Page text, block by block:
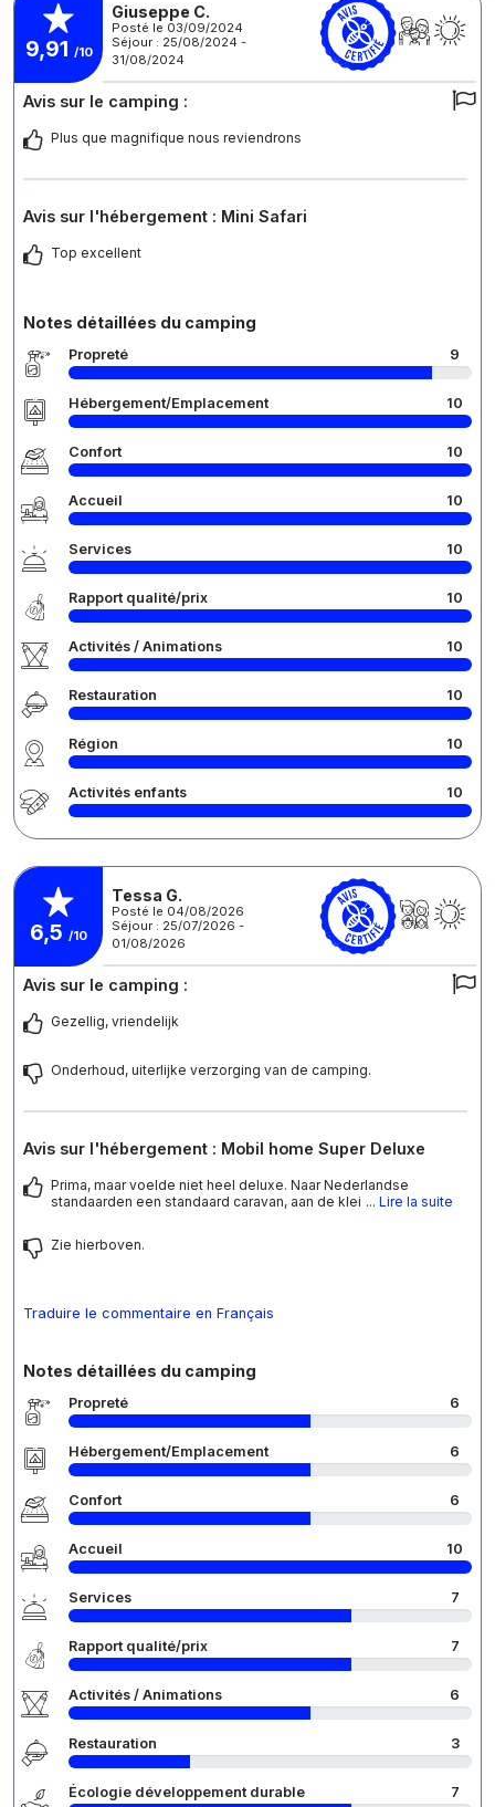
9,91 /10
Giuseppe C.
Posté le 03/09/2024
Séjour : 25/08/2024 -
31/08/2024
Avis sur le camping :
Plus que magnifique nous reviendrons
Avis sur l'hébergement : Mini Safari
Top excellent
Notes détaillées du camping
Propreté 9
Hébergement/Emplacement 10
Confort 10
Accueil 10
Services 10
Rapport qualité/prix 10
Activités / Animations 10
Restauration 10
Région 10
Activités enfants 10
6,5 /10
Tessa G.
Posté le 04/08/2026
Séjour : 25/07/2026 -
01/08/2026
Avis sur le camping :
Gezellig, vriendelijk
Onderhoud, uiterlijke verzorging van de camping.
Avis sur l'hébergement : Mobil home Super Deluxe
Prima, maar voelde niet heel deluxe. Naar Nederlandse
standaarden een standaard caravan, aan de klei ... Lire la suite
Zie hierboven.
Traduire le commentaire en Français
Notes détaillées du camping
Propreté 6
Hébergement/Emplacement 6
Confort 6
Accueil 10
Services 7
Rapport qualité/prix 7
Activités / Animations 6
Restauration 3
Écologie développement durable 7